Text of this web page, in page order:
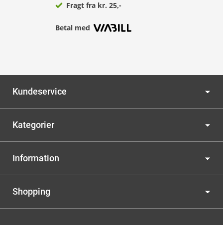
Fragt fra kr. 25,-
Betal med
Kundeservice
Kategorier
Information
Shopping